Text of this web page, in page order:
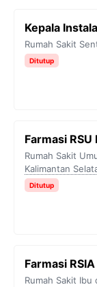
Kepala
Rumah Sakit
Ditutup
Farmasi
Rumah Sakit
Kalimantan
Ditutup
Farmasi
Rumah Sakit Ibu